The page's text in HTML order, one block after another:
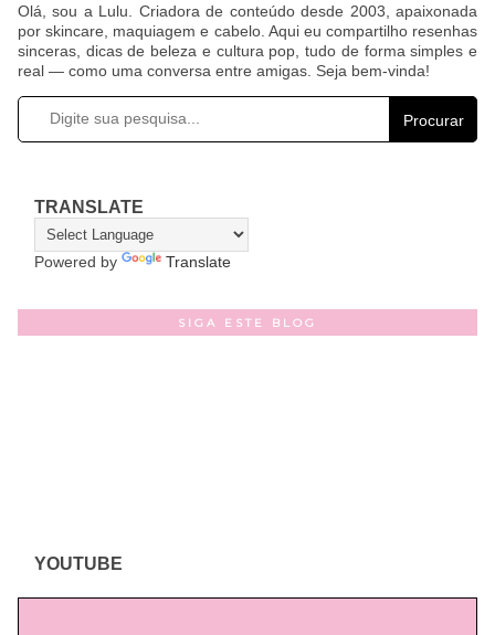
Olá, sou a Lulu. Criadora de conteúdo desde 2003, apaixonada
por skincare, maquiagem e cabelo. Aqui eu compartilho resenhas
sinceras, dicas de beleza e cultura pop, tudo de forma simples e
real — como uma conversa entre amigas. Seja bem-vinda!
Procurar
TRANSLATE
Powered by Translate
SIGA ESTE BLOG
YOUTUBE